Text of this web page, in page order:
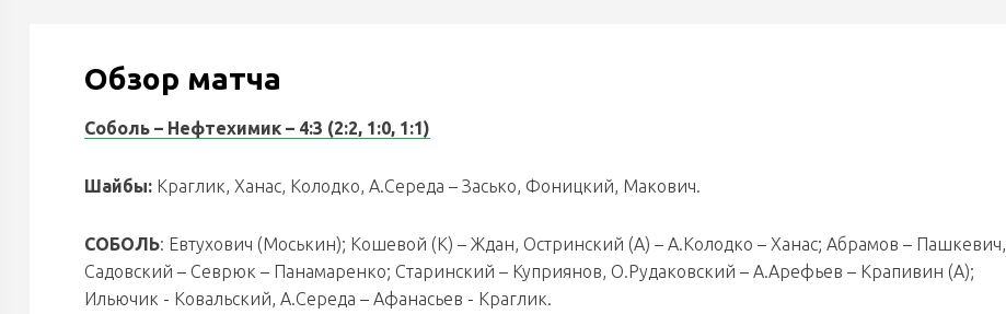
Обзор матча
Соболь – Нефтехимик – 4:3 (2:2, 1:0, 1:1)
Шайбы: Краглик, Ханас, Колодко, А.Середа – Засько, Фоницкий, Макович.
СОБОЛЬ: Евтухович (Моськин); Кошевой (К) – Ждан, Остринский (А) – А.Колодко – Ханас; Абрамов – Пашкевич,
Садовский – Севрюк – Панамаренко; Старинский – Куприянов, О.Рудаковский – А.Арефьев – Крапивин (А);
Ильючик - Ковальский, А.Середа – Афанасьев - Краглик.